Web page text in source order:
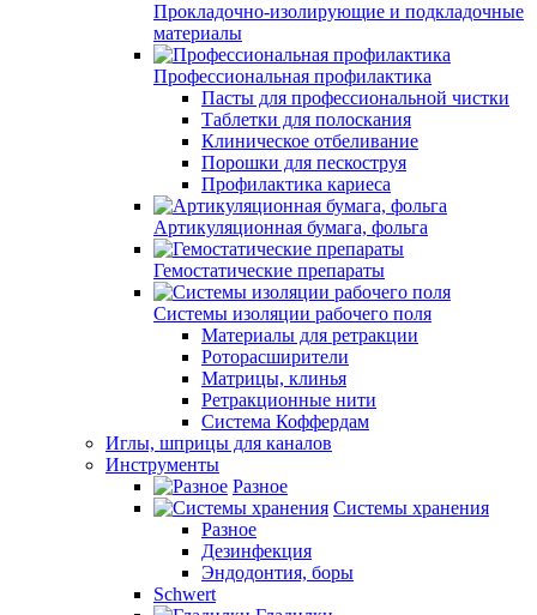
Прокладочно-изолирующие и подкладочные
материалы
Профессиональная профилактика
Пасты для профессиональной чистки
Таблетки для полоскания
Клиническое отбеливание
Порошки для пескоструя
Профилактика кариеса
Артикуляционная бумага, фольга
Гемостатические препараты
Системы изоляции рабочего поля
Материалы для ретракции
Роторасширители
Матрицы, клинья
Ретракционные нити
Система Коффердам
Иглы, шприцы для каналов
Инструменты
Разное
Системы хранения
Разное
Дезинфекция
Эндодонтия, боры
Schwert